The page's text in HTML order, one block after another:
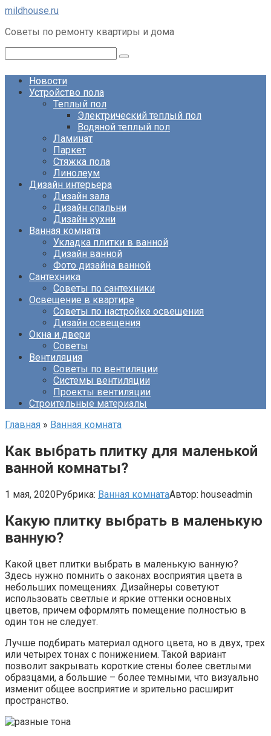
Перейти
контенту
mildhouse.ru
Советы по ремонту квартиры и дома
Новости
Устройство пола
Теплый пол
Электрический теплый пол
Водяной теплый пол
Ламинат
Паркет
Стяжка пола
Линолеум
Дизайн интерьера
Дизайн зала
Дизайн спальни
Дизайн кухни
Ванная комната
Укладка плитки в ванной
Дизайн ванной
Фото дизайна ванной
Сантехника
Советы по сантехники
Освещение в квартире
Советы по настройке освещения
Дизайн освещения
Окна и двери
Советы
Вентиляция
Советы по вентиляции
Системы вентиляции
Проекты вентиляции
Строительные материалы
Главная » Ванная комната
Как выбрать плитку для маленькой
ванной комнаты?
1 мая, 2020Рубрика: Ванная комнатаАвтор: houseadmin
Какую плитку выбрать в маленькую
ванную?
Какой цвет плитки выбрать в маленькую ванную?
Здесь нужно помнить о законах восприятия цвета в
небольших помещениях. Дизайнеры советуют
использовать светлые и яркие оттенки основных
цветов, причем оформлять помещение полностью в
один тон не следует.
Лучше подбирать материал одного цвета, но в двух, трех
или четырех тонах с понижением. Такой вариант
позволит закрывать короткие стены более светлыми
образцами, а большие – более темными, что визуально
изменит общее восприятие и зрительно расширит
пространство.